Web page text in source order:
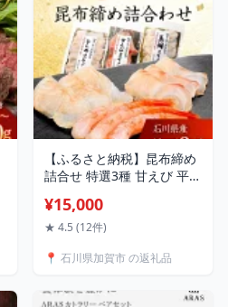
15000円 F6P-2026
【ふるさと納税】昆布締め
詰合せ 特選3種 甘えび 平目
ビ 海老 エビ えび ヒラメ ひ
らめ 自然解凍 刺身 詰合せ
島地震復興支援 15000円
¥15,000
★ 4.5 (12件)
📍 石川県加賀市 の返礼品